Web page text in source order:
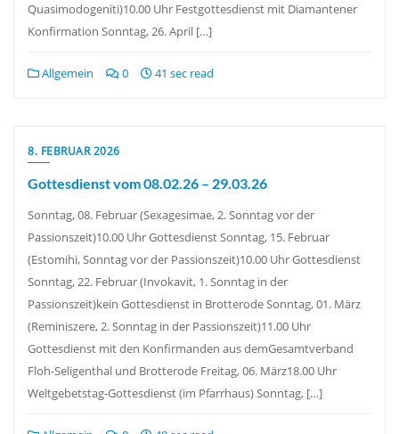
Quasimodogeniti)10.00 Uhr Festgottesdienst mit Diamantener
Konfirmation Sonntag, 26. April […]
Allgemein 0 41 sec read
8. FEBRUAR 2026
Gottesdienst vom 08.02.26 – 29.03.26
Sonntag, 08. Februar (Sexagesimae, 2. Sonntag vor der
Passionszeit)10.00 Uhr Gottesdienst Sonntag, 15. Februar
(Estomihi, Sonntag vor der Passionszeit)10.00 Uhr Gottesdienst
Sonntag, 22. Februar (Invokavit, 1. Sonntag in der
Passionszeit)kein Gottesdienst in Brotterode Sonntag, 01. März
(Reminiszere, 2. Sonntag in der Passionszeit)11.00 Uhr
Gottesdienst mit den Konfirmanden aus demGesamtverband
Floh-Seligenthal und Brotterode Freitag, 06. März18.00 Uhr
Weltgebetstag-Gottesdienst (im Pfarrhaus) Sonntag, […]